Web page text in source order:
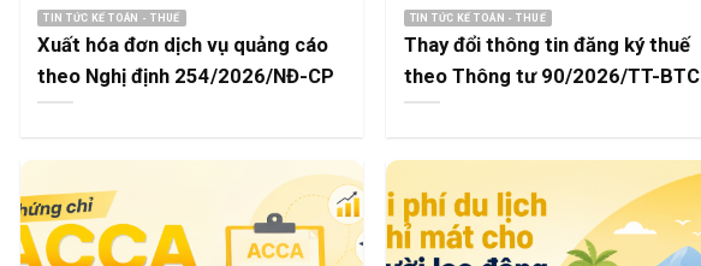
TIN TỨC KẾ TOÁN - THUẾ
Xuất hóa đơn dịch vụ quảng cáo
theo Nghị định 254/2026/NĐ-CP
TIN TỨC KẾ TOÁN - THUẾ
Thay đổi thông tin đăng ký thuế
theo Thông tư 90/2026/TT-BTC